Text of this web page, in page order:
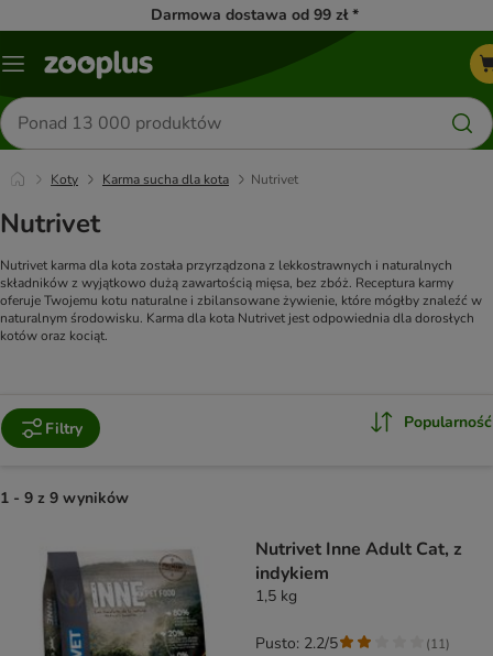
Darmowa dostawa od 99 zł *
Menu
Szukaj
produktów
Koty Karma sucha dla kota Nutrivet
Nutrivet
Nutrivet karma dla kota została przyrządzona z lekkostrawnych i naturalnych
składników z wyjątkowo dużą zawartością mięsa, bez zbóż. Receptura karmy
oferuje Twojemu kotu naturalne i zbilansowane żywienie, które mógłby znaleźć w
naturalnym środowisku. Karma dla kota Nutrivet jest odpowiednia dla dorosłych
kotów oraz kociąt.
Filtry Popularność
1 - 9 z 9 wyników
Nutrivet Inne Adult Cat, z
indykiem
1,5 kg
Pusto: 2.2/5 (11)